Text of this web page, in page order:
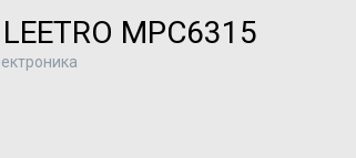
MPC6315